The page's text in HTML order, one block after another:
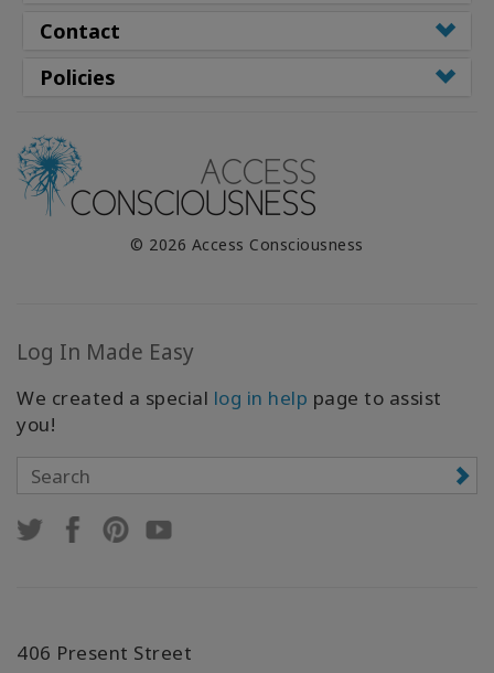
Contact
Policies
© 2026 Access Consciousness
Log In Made Easy
We created a special log in help page to assist
you!
406 Present Street